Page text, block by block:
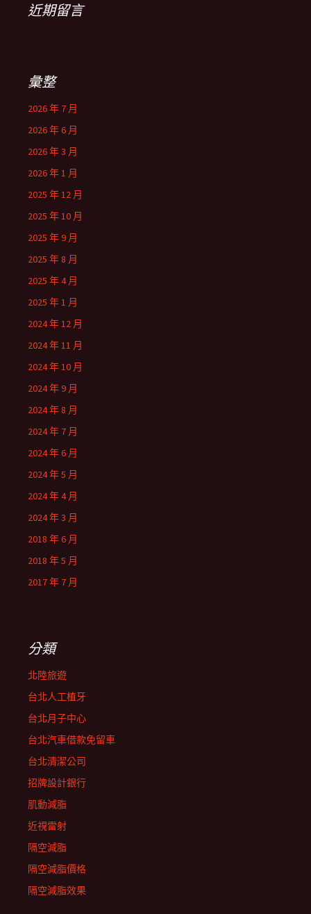
近期留言
彙整
2026 年 7 月
2026 年 6 月
2026 年 3 月
2026 年 1 月
2025 年 12 月
2025 年 10 月
2025 年 9 月
2025 年 8 月
2025 年 4 月
2025 年 1 月
2024 年 12 月
2024 年 11 月
2024 年 10 月
2024 年 9 月
2024 年 8 月
2024 年 7 月
2024 年 6 月
2024 年 5 月
2024 年 4 月
2024 年 3 月
2018 年 6 月
2018 年 5 月
2017 年 7 月
分類
北陸旅遊
台北人工植牙
台北月子中心
台北汽車借款免留車
台北清潔公司
招牌設計銀行
肌動減脂
近視雷射
隔空減脂
隔空減脂價格
隔空減脂效果